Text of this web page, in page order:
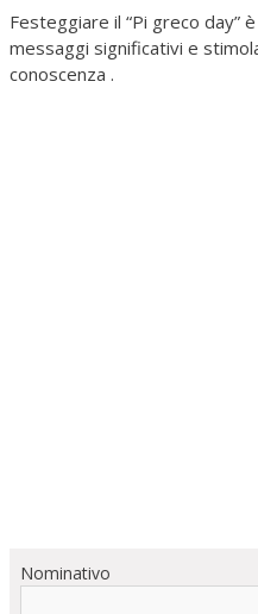
Festeggiare il “Pi greco day”
messaggi significativi e
conoscenza .
Nominativo